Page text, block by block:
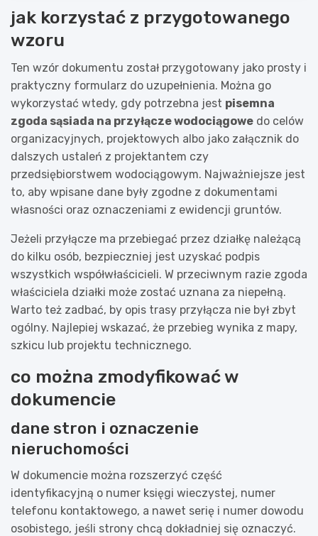
jak korzystać z przygotowanego
wzoru
Ten wzór dokumentu został przygotowany jako prosty i
praktyczny formularz do uzupełnienia. Można go
wykorzystać wtedy, gdy potrzebna jest pisemna
zgoda sąsiada na przyłącze wodociągowe do celów
organizacyjnych, projektowych albo jako załącznik do
dalszych ustaleń z projektantem czy
przedsiębiorstwem wodociągowym. Najważniejsze jest
to, aby wpisane dane były zgodne z dokumentami
własności oraz oznaczeniami z ewidencji gruntów.
Jeżeli przyłącze ma przebiegać przez działkę należącą
do kilku osób, bezpieczniej jest uzyskać podpis
wszystkich współwłaścicieli. W przeciwnym razie zgoda
właściciela działki może zostać uznana za niepełną.
Warto też zadbać, by opis trasy przyłącza nie był zbyt
ogólny. Najlepiej wskazać, że przebieg wynika z mapy,
szkicu lub projektu technicznego.
co można zmodyfikować w
dokumencie
dane stron i oznaczenie
nieruchomości
W dokumencie można rozszerzyć część
identyfikacyjną o numer księgi wieczystej, numer
telefonu kontaktowego, a nawet serię i numer dowodu
osobistego, jeśli strony chcą dokładniej się oznaczyć.